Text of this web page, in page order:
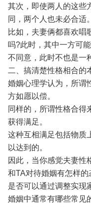
其次，即使两人的这些
同，两个人也未必合适。
比如，夫妻俩都喜欢唱
吗?此时，其中一方可
不同意，此时不也是一
二、搞清楚性格相合的
婚姻心理学认为，所谓
方如愿以偿。
同样的，所谓性格合得
获得满足。
这种互相满足包括物质
以达到的。
因此，当你感觉夫妻性
和TA对待婚姻有怎样
是否可以通过调整实现
婚姻中通常有哪些常见